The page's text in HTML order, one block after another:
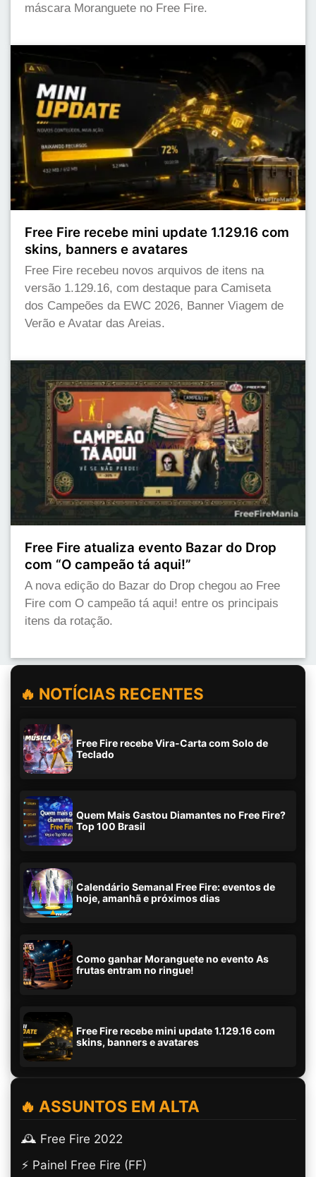
máscara Moranguete no Free Fire.
Free Fire recebe mini update 1.129.16 com
skins, banners e avatares
Free Fire recebeu novos arquivos de itens na
versão 1.129.16, com destaque para Camiseta
dos Campeões da EWC 2026, Banner Viagem de
Verão e Avatar das Areias.
Free Fire atualiza evento Bazar do Drop
com “O campeão tá aqui!”
A nova edição do Bazar do Drop chegou ao Free
Fire com O campeão tá aqui! entre os principais
itens da rotação.
🔥 NOTÍCIAS RECENTES
Free Fire recebe Vira-Carta com Solo de
Teclado
Quem Mais Gastou Diamantes no Free Fire?
Top 100 Brasil
Calendário Semanal Free Fire: eventos de
hoje, amanhã e próximos dias
Como ganhar Moranguete no evento As
frutas entram no ringue!
Free Fire recebe mini update 1.129.16 com
skins, banners e avatares
🔥 ASSUNTOS EM ALTA
🕰️ Free Fire 2022
⚡ Painel Free Fire (FF)